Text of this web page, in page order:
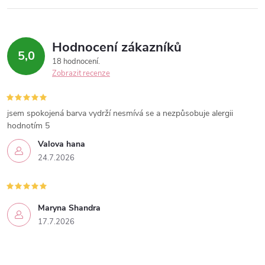
5,0 Hodnocení zákazníků
18 hodnocení
Zobrazit recenze
Valova hana
24.7.2026
jsem spokojená barva vydrží nesmívá se a nezpůsobuje alergii
hodnotím 5
Maryna Shandra
17.7.2026